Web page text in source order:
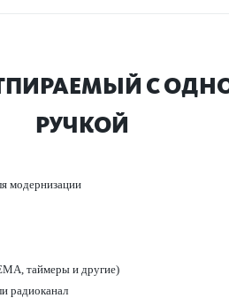
С
РУЧКОЙ
модернизации
таймеры и другие)
радио­к­анал